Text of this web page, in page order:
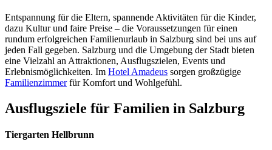
Entspannung für die Eltern, spannende Aktivitäten für die Kinder,
dazu Kultur und faire Preise – die Voraussetzungen für einen
rundum erfolgreichen Familienurlaub in Salzburg sind bei uns auf
jeden Fall gegeben. Salzburg und die Umgebung der Stadt bieten
eine Vielzahl an Attraktionen, Ausflugszielen, Events und
Erlebnismöglichkeiten. Im Hotel Amadeus sorgen großzügige
Familienzimmerfür Komfort und Wohlgefühl.
Ausflugsziele für Familien in Salzburg
Tiergarten Hellbrunn